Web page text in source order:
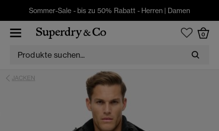
Sommer-Sale - bis zu 50% Rabatt - Herren | Damen
0
JACKEN